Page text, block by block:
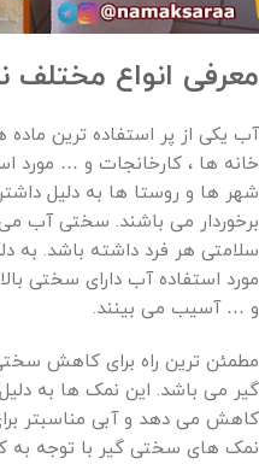
معرفی انواع
آب یکی از پر استفاده ترین
خانه ها ، کارخانجات و … مورد
شهر ها و روستا ها به دلیل
برخوردار می باشند. سختی آب می
سلامتی هر فرد داشته باشد. به
مورد استفاده آب دارای سختی
و … آسیب می بینند.
مطمئن ترین راه برای کاهش
گیر می باشد. این نمک ها به
کاهش می دهد و آبی مناسبتر
نمک های سختی گیر با توجه به